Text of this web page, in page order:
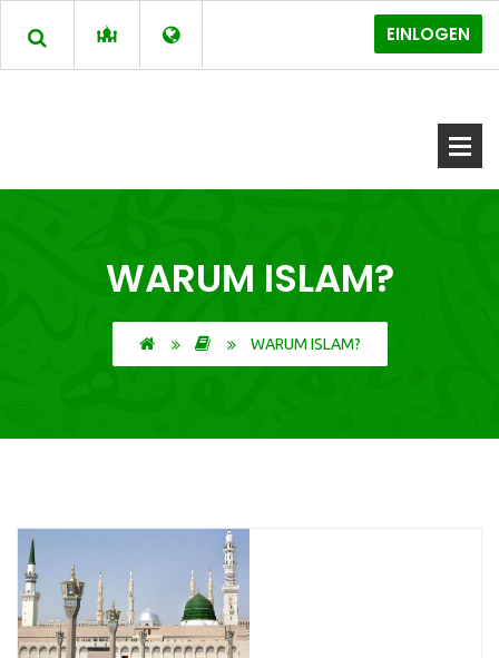
EINLOGEN
WARUM ISLAM?
WARUM ISLAM?